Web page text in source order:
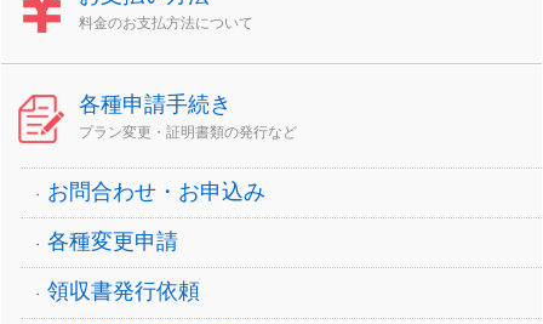
料金のお支払方法について
各種申請手続き
プラン変更・証明書類の発行など
お問合わせ・お申込み
各種変更申請
領収書発行依頼